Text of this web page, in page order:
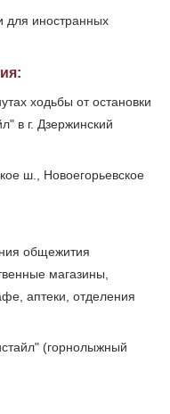
для иностранных
ходьбы от остановки
в г. Дзержинский
ш., Новоегорьевское
общежития
магазины,
аптеки, отделения
(горнолыжный